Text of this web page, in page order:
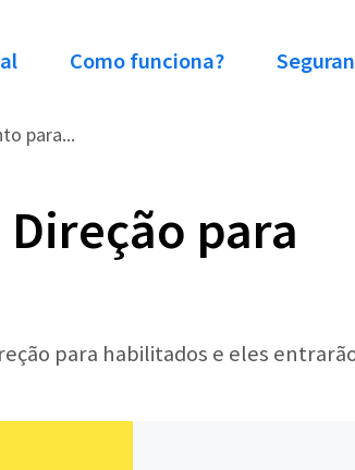
Como funciona?
para...
para
para habilitados e eles